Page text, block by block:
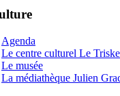
Agenda
Le centre culturel Le
Le musée
La médiathèque Julien